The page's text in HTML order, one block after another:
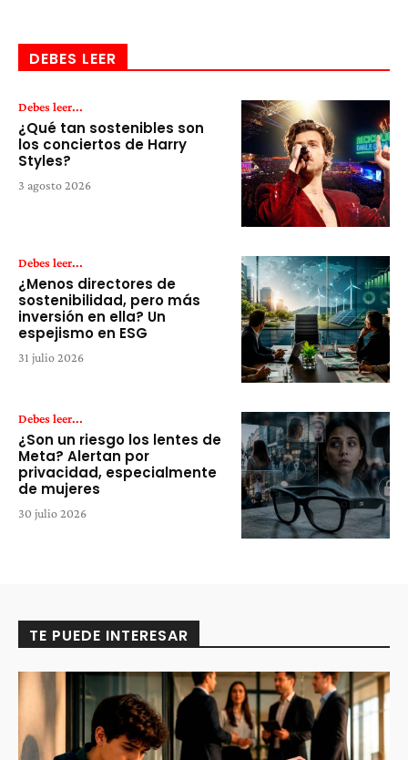
DEBES LEER
Debes leer...
¿Qué tan sostenibles son
los conciertos de Harry
Styles?
3 agosto 2026
Debes leer...
¿Menos directores de
sostenibilidad, pero más
inversión en ella? Un
espejismo en ESG
31 julio 2026
Debes leer...
¿Son un riesgo los lentes de
Meta? Alertan por
privacidad, especialmente
de mujeres
30 julio 2026
TE PUEDE INTERESAR